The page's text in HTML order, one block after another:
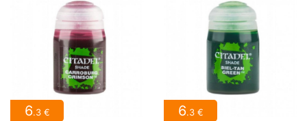
6.3 € 6.3 €